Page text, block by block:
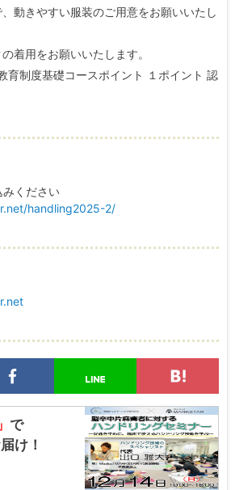
、動きやすい服装のご用意をお願いいたし
着用をお願いいたします。
育制度基礎コースポイント １ポイント 認
ください
handling2025-2/
で
け！